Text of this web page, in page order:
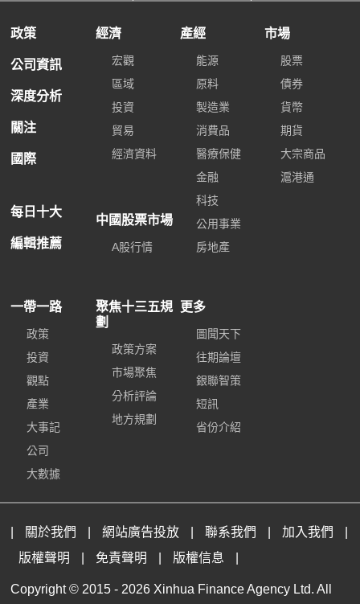
政策
公司資訊
深度分析
關注
國際
每日十大
編輯推薦
經濟
宏觀
區域
投資
貿易
經濟資料
中國股票市場
A股行情
產經
能源
原料
製造業
消費品
醫療保健
金融
科技
公用事業
房地產
市場
股票
債券
貨幣
期貨
大宗商品
滬港通
一帶一路
政策
投資
觀點
產業
大事記
公司
大數據
聚焦十三五規
劃
政策方案
市場聚焦
分析評論
地方規劃
更多
圖聞天下
往期論壇
銀聯智策
短訊
省份介紹
關於我們 網站廣告投放 聯系我們 加入我們
版權聲明
免責聲明 版權信息
Copyright © 2015 - 2026 Xinhua Finance Agency Ltd. All